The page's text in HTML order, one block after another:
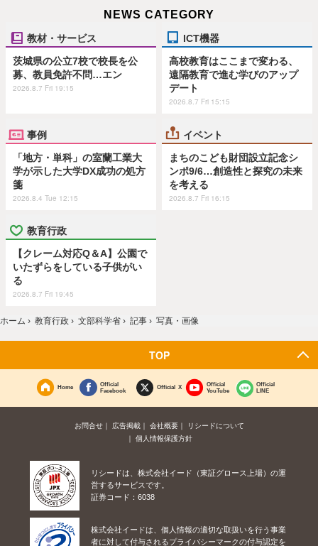
NEWS CATEGORY
教材・サービス
茨城県の公立7校で校長を公
募、教員免許不問…エン
2026.8.7 Fri 19:15
ICT機器
高校教育はここまで変わる、
遠隔教育で進む学びのアップ
デート
2026.8.7 Fri 15:15
事例
「地方・単科」の室蘭工業大
学が示した大学DX成功の処方
箋
2026.8.4 Tue 12:15
イベント
まちのこども財団設立記念シ
ンポ9/6…創造性と探究の未来
を考える
2026.8.7 Fri 16:15
教育行政
【クレーム対応Q＆A】公園で
いたずらをしている子供がい
る
2026.8.7 Fri 19:45
ホーム › 教育行政 › 文部科学省 › 記事 › 写真・画像
TOP
Home
Official
Facebook
Official X
Official
YouTube
Official
LINE
お問合せ 広告掲載 会社概要
リシードについて
個人情報保護方針
リシードは、株式会社イード（東証グロース上場）の運
営するサービスです。
証券コード：6038
株式会社イードは、個人情報の適切な取扱いを行う事業
者に対して付与されるプライバシーマークの付与認定を